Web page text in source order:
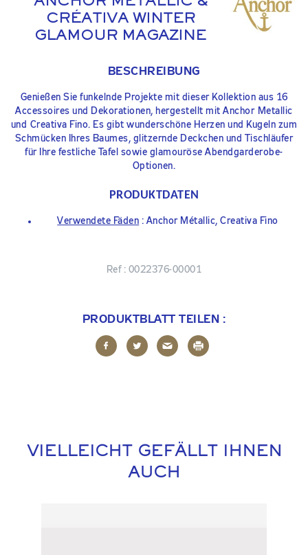
CRÉATIVA WINTER
GLAMOUR MAGAZINE
BESCHREIBUNG
Genießen Sie funkelnde Projekte mit dieser Kollektion aus 16
Accessoires und Dekorationen, hergestellt mit Anchor Metallic
und Creativa Fino. Es gibt wunderschöne Herzen und Kugeln zum
Schmücken Ihres Baumes, glitzernde Deckchen und Tischläufer
für Ihre festliche Tafel sowie glamouröse Abendgarderobe-
Optionen.
PRODUKTDATEN
Verwendete Fäden : Anchor Métallic, Creativa Fino
Ref : 0022376-00001
PRODUKTBLATT TEILEN :
VIELLEICHT GEFÄLLT IHNEN
AUCH